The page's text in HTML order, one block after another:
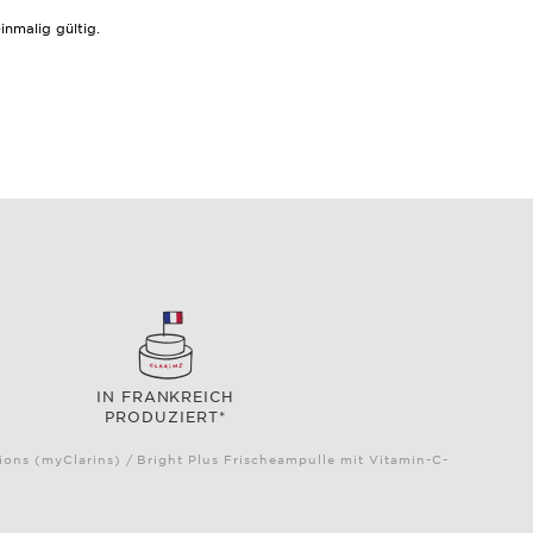
gültig.
IN FRANKREICH
PRODUZIERT*
(myClarins) / Bright Plus Frischeampulle mit Vitamin-C-